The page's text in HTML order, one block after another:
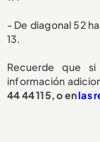
- De diagonal 52
13.
Recuerde que
información
44 44 115, o enlas